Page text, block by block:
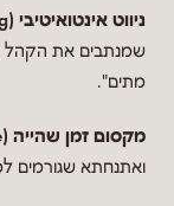
ניווט אינטואיטיבי (Wayfinding):
שמנתבים את הקהל
מתים".
מקסום זמן שהייה (Dwell Time):
ואתנחתא שגורמים